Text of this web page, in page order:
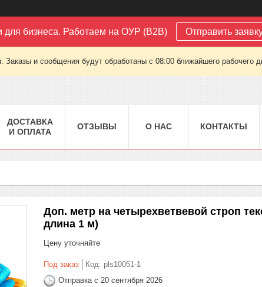
бизнеса. Работаем на ОУР (B2B) Отправить
Заказы и сообщения будут обработаны с 08:00 ближайшего рабочего
ДОСТАВКА
И ОПЛАТА
ОТЗЫВЫ О НАС КОНТАКТЫ
Доп. метр на четырехветвевой строп
длина 1 м)
Цену уточняйте
Под заказ Код: pls10051-1
Отправка с 20 сентября 2026